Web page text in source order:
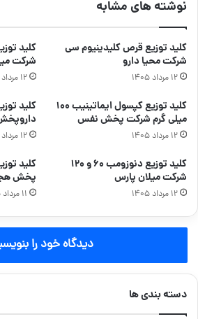
نوشته های مشابه
کلید توزیع قرص کلیدینیوم سی
شرکت محیا دارو
۱۲ مرداد ۱۴۰۵
شرکت
۱۲ مرداد ۱۴۰۵
کلید توزیع کپسول ایماتینیب ۱۰۰
میلی گرم شرکت پخش نفس
۱۲ مرداد ۱۴۰۵
کلید
۱۲ مرداد ۱۴۰۵
کلید توزیع دنوزومب ۶۰ و ۱۲۰
شرکت میلان پارس
۱۲ مرداد ۱۴۰۵
کلید
پخش
۱۱ مرداد ۱۴۰۵
دیدگاه خود را
دسته بندی ها